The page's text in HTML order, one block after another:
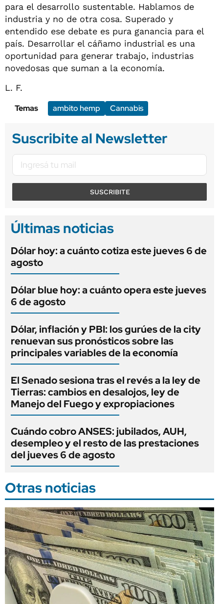
para el desarrollo sustentable. Hablamos de
industria y no de otra cosa. Superado y
entendido ese debate es pura ganancia para el
país. Desarrollar el cáñamo industrial es una
oportunidad para generar trabajo, industrias
novedosas que suman a la economía.
L. F.
Temas
ambito hemp Cannabis
Suscribite al Newsletter
SUSCRIBITE
Últimas noticias
Dólar hoy: a cuánto cotiza este jueves 6 de
agosto
Dólar blue hoy: a cuánto opera este jueves
6 de agosto
Dólar, inflación y PBI: los gurúes de la city
renuevan sus pronósticos sobre las
principales variables de la economía
El Senado sesiona tras el revés a la ley de
Tierras: cambios en desalojos, ley de
Manejo del Fuego y expropiaciones
Cuándo cobro ANSES: jubilados, AUH,
desempleo y el resto de las prestaciones
del jueves 6 de agosto
Otras noticias